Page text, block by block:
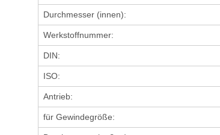
Durchmesser (innen):
Werkstoffnummer:
DIN:
ISO:
Antrieb:
für Gewindegröße: